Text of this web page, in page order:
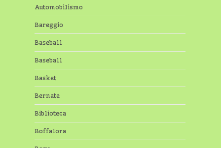
Automobilismo
Bareggio
Baseball
Baseball
Basket
Bernate
Biblioteca
Boffalora